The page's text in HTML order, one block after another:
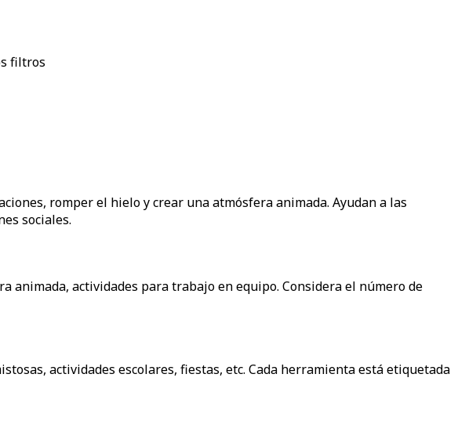
filtros
romper el hielo y crear una atmósfera animada. Ayudan a las
sociales.
animada, actividades para trabajo en equipo. Considera el número de
actividades escolares, fiestas, etc. Cada herramienta está etiquetada